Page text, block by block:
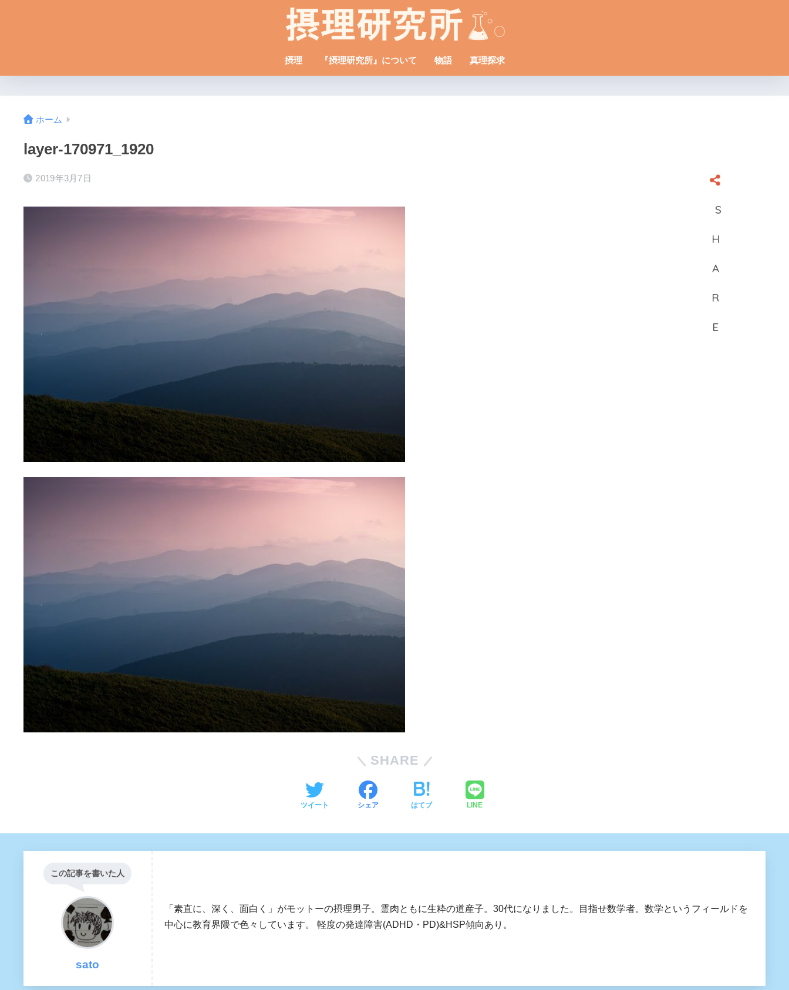
摂理 『摂理研究所』について 物語 真理探求
ホーム
layer-170971_1920
2019年3月7日
SHARE
ツイート シェア はてブ LINE
この記事を書いた人
sato
「素直に、深く、面白く」がモットーの摂理男子。霊肉ともに生粋の道産子。30代になりました。目指せ数学者。数学というフィールドを
中心に教育界隈で色々しています。 軽度の発達障害(ADHD・PD)&HSP傾向あり。